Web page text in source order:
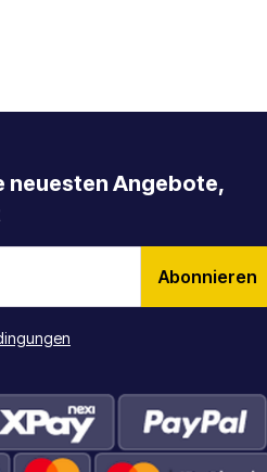
neuesten Angebote,
Abonnieren